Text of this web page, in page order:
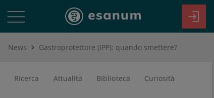
News Gastroprotettore (IPP): quando smettere?
Ricerca Attualità Biblioteca Curiosità